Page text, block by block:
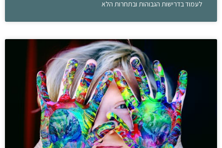
לעמוד בדרישות הגבוהות ובתחרות הלא